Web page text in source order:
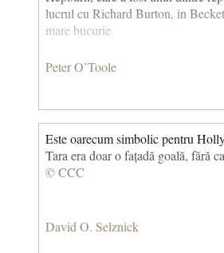
lucrul cu Richard Burton, in
mare bucurie.
Peter O’Toole
Este oarecum simbolic pentru
Tara era doar o fațadă goală, fără
© CCC
David O. Selznick